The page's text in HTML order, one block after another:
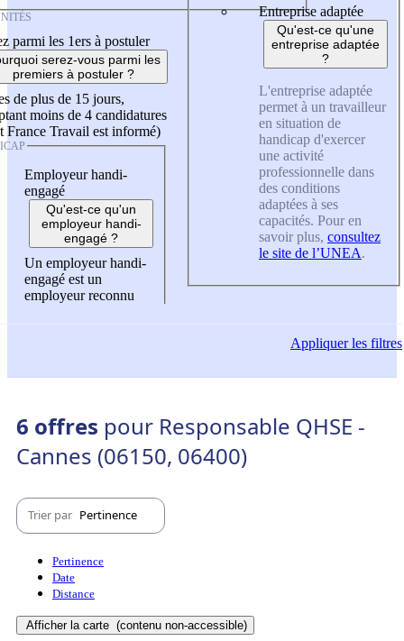
parmi les 1ers à postuler
serez-vous parmi les
premiers à postuler ?
de plus de 15 jours,
moins de 4 candidatures
France Travail est informé)
Employeur handi-
engagé
Qu'est-ce qu'un
employeur handi-
engagé ?
Un employeur handi-
engagé est un
employeur reconnu
Entreprise adaptée
Qu'est-ce qu'une
entreprise adaptée
?
L'entreprise adaptée
permet à un travailleur
en situation de
handicap d'exercer
une activité
professionnelle dans
des conditions
adaptées à ses
capacités. Pour en
savoir plus, consultez
le site de l’UNEA.
Appliquerles filtres
6 offres pour Responsable QHSE -
Cannes (06150, 06400)
Trier par Pertinence
Pertinence
Date
Distance
Afficher la carte (contenu non-accessible)